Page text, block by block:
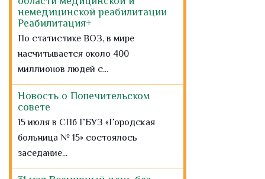
15 июля в СПб ГБУЗ «Городская
больница № 15» состоялось
заседание...
31 мая Всемирный день без
табака
8 800 200 0 200БЕСПЛАТНАЯ
«ГОРЯЧАЯ ЛИНИЯ»
ВОПРОСАМ:здорового...
11 мая – Всемирный день
борьбы с артериальной
гипертонией